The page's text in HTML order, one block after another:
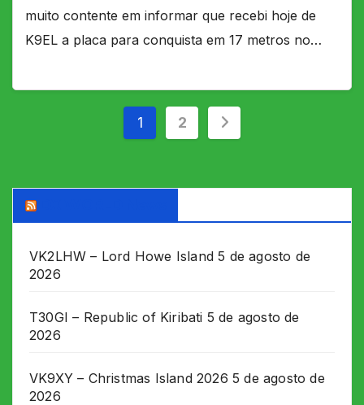
muito contente em informar que recebi hoje de
K9EL a placa para conquista em 17 metros no…
Paginação
posts
1 2
VK2LHW – Lord Howe Island 5 de agosto de
2026
T30GI – Republic of Kiribati 5 de agosto de
2026
VK9XY – Christmas Island 2026 5 de agosto de
2026